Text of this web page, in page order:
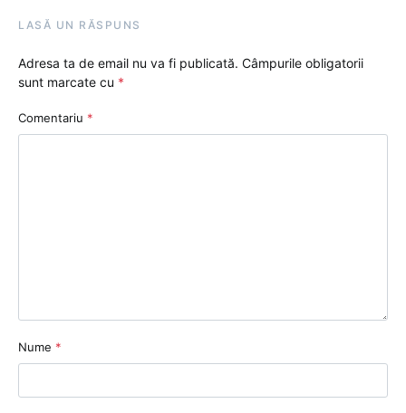
LASĂ UN RĂSPUNS
Adresa ta de email nu va fi publicată. Câmpurile obligatorii
sunt marcate cu *
Comentariu *
Nume *